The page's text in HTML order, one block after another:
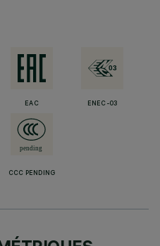
EAC ENEC-03
CCC PENDING